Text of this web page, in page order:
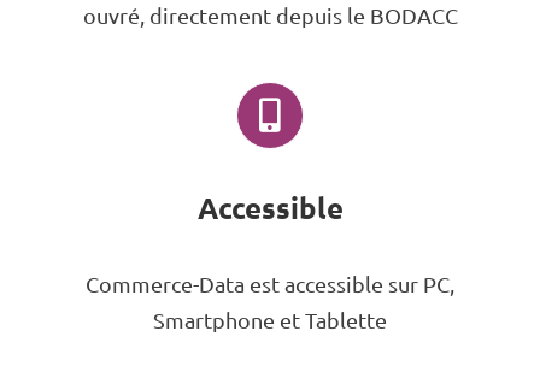
ouvré, directement depuis le BODACC
Accessible
Commerce-Data est accessible sur PC,
Smartphone et Tablette